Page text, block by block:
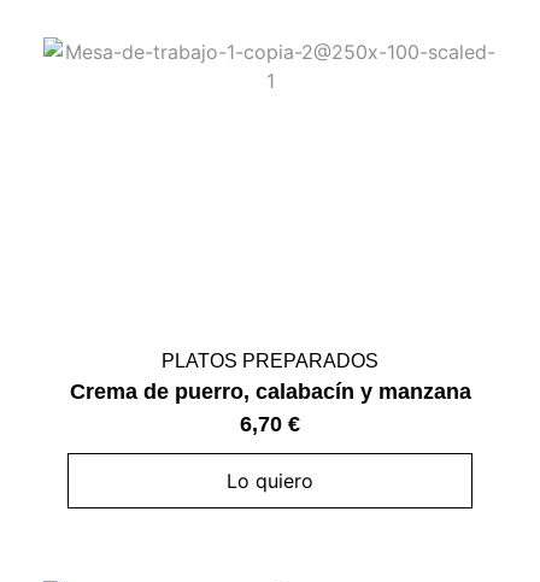
PLATOS PREPARADOS
Crema de puerro, calabacín y manzana
6,70 €
Lo quiero